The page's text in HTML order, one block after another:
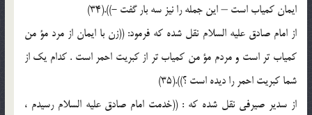
ايمان كمياب است – اين جمله را نيز سه بار گفت -)).(34)
از امام صادق عليه السلام نقل شده كه فرمود: ((زن با ايمان از مرد مؤ من
كمياب تر است و مردم مؤ من كمياب تر از كبريت احمر است . كدام يك از
شما كبريت احمر را ديده است ؟)).(35)
از سدير صيرفى نقل شده كه : ((خدمت امام صادق عليه السلام رسيدم ،